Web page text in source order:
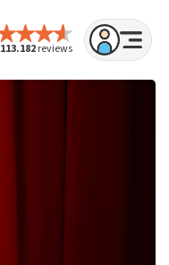
113.182reviews